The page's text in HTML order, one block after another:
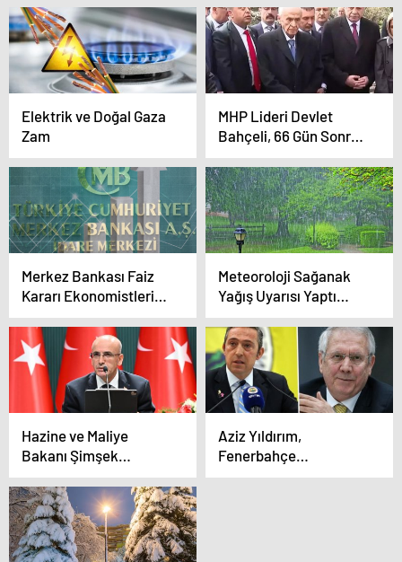
Elektrik ve Doğal Gaza
Zam
MHP Lideri Devlet
Bahçeli, 66 Gün Sonra
Alparslan Türkeş’in
Mezarında
Görüntülendi
Merkez Bankası Faiz
Kararı Ekonomistlerin
Beklentileri
Meteoroloji Sağanak
Yağış Uyarısı Yaptı
Günlerce Sürecek
Hazine ve Maliye
Bakanı Şimşek
Türkiye’nin Enflasyonla
Mücadelesi ve Avrupa
İlişkileri
Aziz Yıldırım,
Fenerbahçe
Başkanlığına Yeniden